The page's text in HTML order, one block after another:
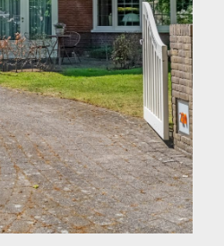
en een multifunctionele
ruimte is ingericht.
groot bijgebouw van ruim
garage en een
voor een klassieke
perfect bij het geheel
met een auto of
via de oprit bereiken.
omringd door een
tuin. U ziet